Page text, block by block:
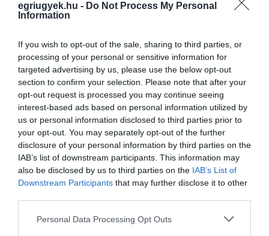
egriugyek.hu - Do Not Process My Personal
Information
If you wish to opt-out of the sale, sharing to third parties, or
processing of your personal or sensitive information for
targeted advertising by us, please use the below opt-out
section to confirm your selection. Please note that after your
opt-out request is processed you may continue seeing
interest-based ads based on personal information utilized by
us or personal information disclosed to third parties prior to
your opt-out. You may separately opt-out of the further
disclosure of your personal information by third parties on the
IAB’s list of downstream participants. This information may
also be disclosed by us to third parties on the IAB’s List of
Downstream Participants that may further disclose it to other
Please note that this website/app uses one or more Google
Personal Data Processing Opt Outs
VISSZA A FŐOLDALRA
Legfrissebb híreink
ÚJ HŰTŐRENDSZER A MARKHOT FERENC
KÓRHÁZBAN: TÖBB MINT 70 ...
2026. augusztus 06| Eger ügye